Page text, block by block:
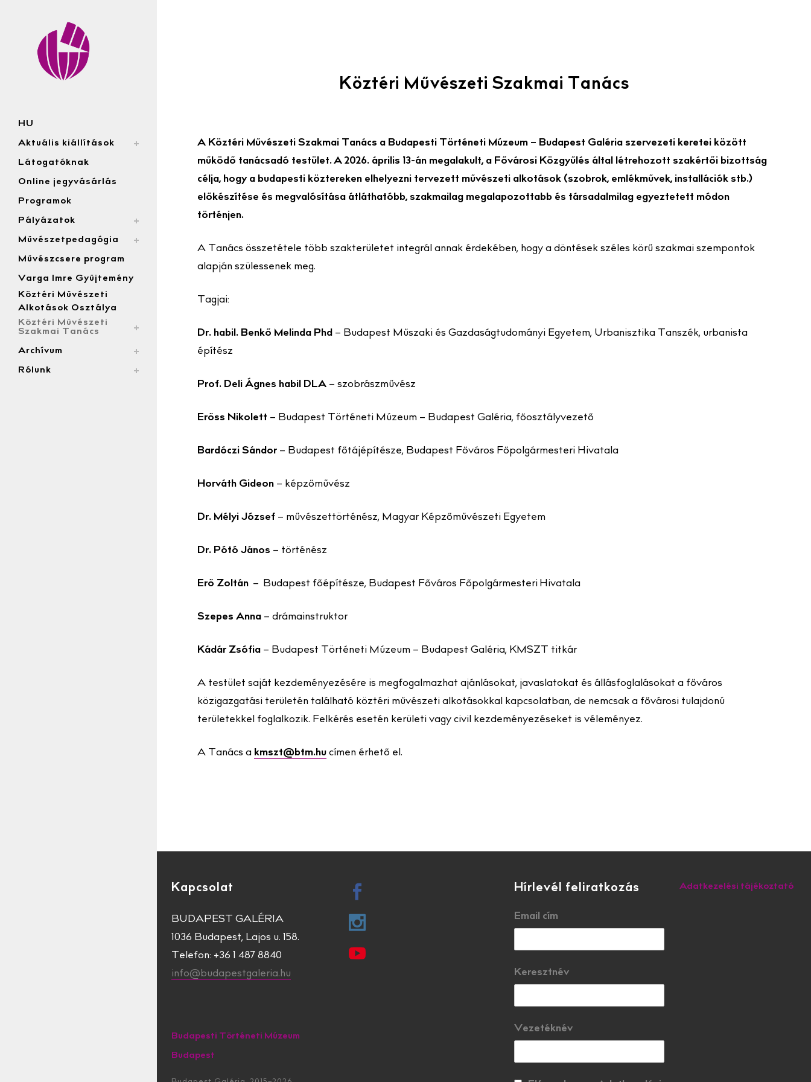
HU
Aktuális kiállítások
Látogatóknak
Online jegyvásárlás
Programok
Pályázatok
Művészetpedagógia
Művészcsere program
Varga Imre Gyűjtemény
Köztéri Művészeti
Alkotások Osztálya
Köztéri Művészeti
Szakmai Tanács
Archívum
Rólunk
Köztéri Művészeti Szakmai Tanács
A Köztéri Művészeti Szakmai Tanács a Budapesti Történeti Múzeum – Budapest Galéria szervezeti keretei között
működő tanácsadó testület. A 2026. április 13-án megalakult, a Fővárosi Közgyűlés által létrehozott szakértői bizottság
célja, hogy a budapesti köztereken elhelyezni tervezett művészeti alkotások (szobrok, emlékművek, installációk stb.)
előkészítése és megvalósítása átláthatóbb, szakmailag megalapozottabb és társadalmilag egyeztetett módon
történjen.
A Tanács összetétele több szakterületet integrál annak érdekében, hogy a döntések széles körű szakmai szempontok
alapján szülessenek meg.
Tagjai:
Dr. habil. Benkő Melinda Phd – Budapest Műszaki és Gazdaságtudományi Egyetem, Urbanisztika Tanszék, urbanista
építész
Prof. Deli Ágnes habil DLA – szobrászművész
Erőss Nikolett – Budapest Történeti Múzeum – Budapest Galéria, főosztályvezető
Bardóczi Sándor – Budapest főtájépítésze, Budapest Főváros Főpolgármesteri Hivatala
Horváth Gideon – képzőművész
Dr. Mélyi József – művészettörténész, Magyar Képzőművészeti Egyetem
Dr. Pótó János – történész
Erő Zoltán – Budapest főépítésze, Budapest Főváros Főpolgármesteri Hivatala
Szepes Anna – drámainstruktor
Kádár Zsófia – Budapest Történeti Múzeum – Budapest Galéria, KMSZT titkár
A testület saját kezdeményezésére is megfogalmazhat ajánlásokat, javaslatokat és állásfoglalásokat a főváros
közigazgatási területén található köztéri művészeti alkotásokkal kapcsolatban, de nemcsak a fővárosi tulajdonú
területekkel foglalkozik. Felkérés esetén kerületi vagy civil kezdeményezéseket is véleményez.
A Tanács a kmszt@btm.hu címen érhető el.
Kapcsolat
BUDAPEST GALÉRIA
1036 Budapest, Lajos u. 158.
Telefon: +36 1 487 8840
info@budapestgaleria.hu
Budapesti Történeti Múzeum
Budapest
Hírlevél feliratkozás
Email cím
Keresztnév
Vezetéknév
Adatkezelési tájékoztató